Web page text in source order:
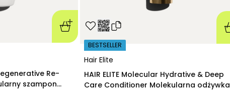
Re-
szampon
Hair Elite
BESTSELLER
HAIR ELITE Molecular Hydrative & Deep
Care Conditioner Molekularna odżywka